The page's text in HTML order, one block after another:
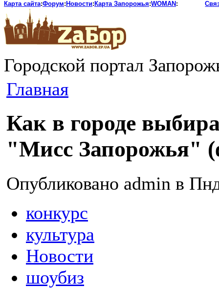
Карта сайта:Форум: Новости: Карта Запорожья:WOMAN :
Городской портал
Главная
Как в городе
"Мисс Запорожья"
Опубликовано admin в
конкурс
культура
Новости
шоубиз